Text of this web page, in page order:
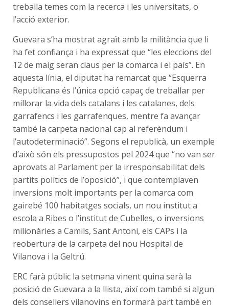
treballa temes com la recerca i les universitats, o
l’acció exterior.
Guevara s’ha mostrat agraït amb la militància que li
ha fet confiança i ha expressat que “les eleccions del
12 de maig seran claus per la comarca i el país”. En
aquesta línia, el diputat ha remarcat que “Esquerra
Republicana és l’única opció capaç de treballar per
millorar la vida dels catalans i les catalanes, dels
garrafencs i les garrafenques, mentre fa avançar
també la carpeta nacional cap al referèndum i
l’autodeterminació”. Segons el republicà, un exemple
d’això són els pressupostos pel 2024 que “no van ser
aprovats al Parlament per la irresponsabilitat dels
partits polítics de l’oposició”, i que contemplaven
inversions molt importants per la comarca com
gairebé 100 habitatges socials, un nou institut a
escola a Ribes o l’institut de Cubelles, o inversions
milionàries a Camils, Sant Antoni, els CAPs i la
reobertura de la carpeta del nou Hospital de
Vilanova i la Geltrú.
ERC farà públic la setmana vinent quina serà la
posició de Guevara a la llista, així com també si algun
dels consellers vilanovins en formarà part també en